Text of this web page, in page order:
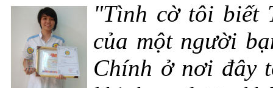
"Tình cờ tôi biết
của một người
Chính ở nơi đây